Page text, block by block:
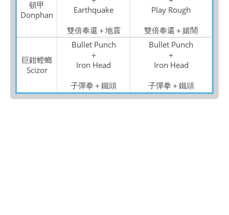
頓甲
Donphan
Earthquake
雙倍奉還＋地震
Play Rough
雙倍奉還＋嬉鬧
巨鉗螳螂
Scizor
Bullet Punch
＋
Iron Head
子彈拳＋鐵頭
Bullet Punch
＋
Iron Head
子彈拳＋鐵頭